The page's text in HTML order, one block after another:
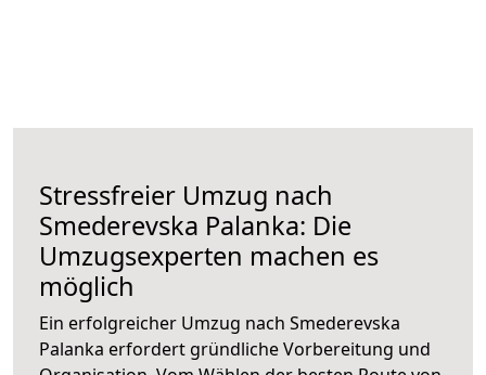
Stressfreier Umzug nach
Smederevska Palanka: Die
Umzugsexperten machen es
möglich
Ein erfolgreicher Umzug nach Smederevska
Palanka erfordert gründliche Vorbereitung und